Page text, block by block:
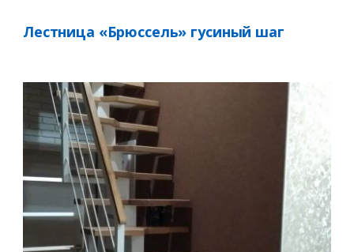
Лестница «Брюссель» гусиный шаг